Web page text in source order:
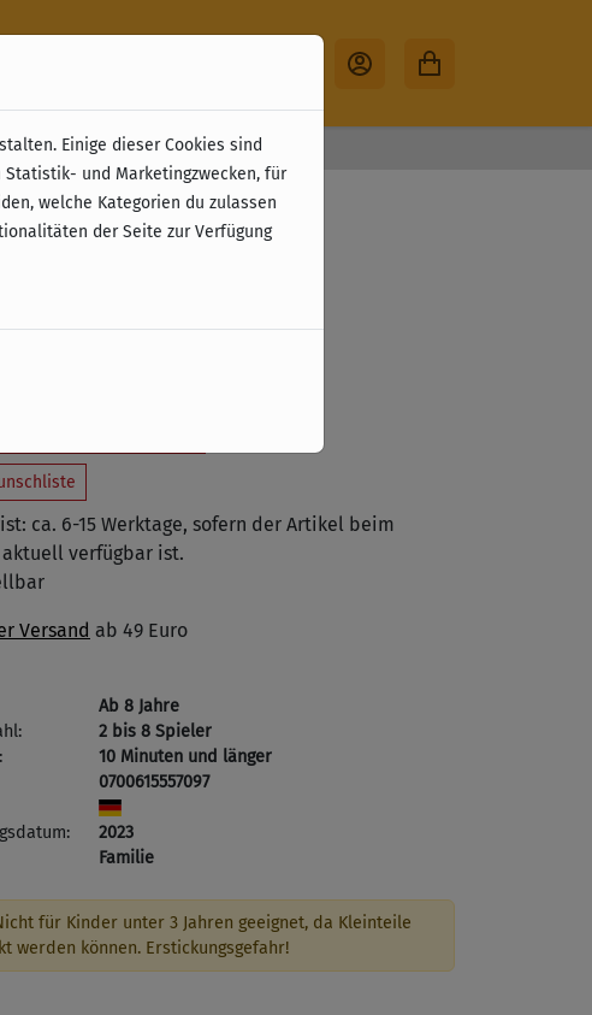
30 Tage Rückgabe
- Der
25,00 €
ca. 6-15 Werktage, sofern der Artikel beim
verfügbar ist.
Versand ab 49 Euro
Ab 8 Jahre
2 bis 8 Spieler
10 Minuten und länger
0700615557097
2023
Familie
für Kinder unter 3 Jahren geeignet, da Kleinteile
werden können. Erstickungsgefahr!
Einige dieser Cookies sind
und Marketingzwecken, für
welche Kategorien du zulassen
der Seite zur Verfügung